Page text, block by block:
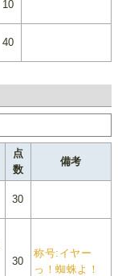
10
40
点
数
備考
30
30
称号:イヤー
っ！蜘蛛よ！